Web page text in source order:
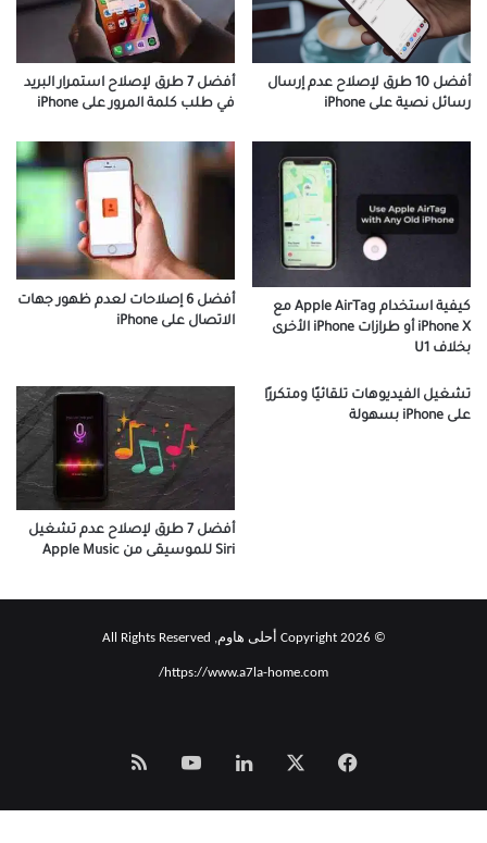
أفضل 10 طرق لإصلاح عدم إرسال
رسائل نصية على iPhone
أفضل 7 طرق لإصلاح استمرار البريد
في طلب كلمة المرور على iPhone
كيفية استخدام Apple AirTag مع
iPhone X أو طرازات iPhone الأخرى
بخلاف U1
أفضل 6 إصلاحات لعدم ظهور جهات
الاتصال على iPhone
تشغيل الفيديوهات تلقائيًا ومتكررًا
على iPhone بسهولة
أفضل 7 طرق لإصلاح عدم تشغيل
Siri للموسيقى من Apple Music
© Copyright 2026 أحلى هاوم, All Rights Reserved
https://www.a7la-home.com/
فيسبوك لينكدإن‫YouTube
Smart
Zeno